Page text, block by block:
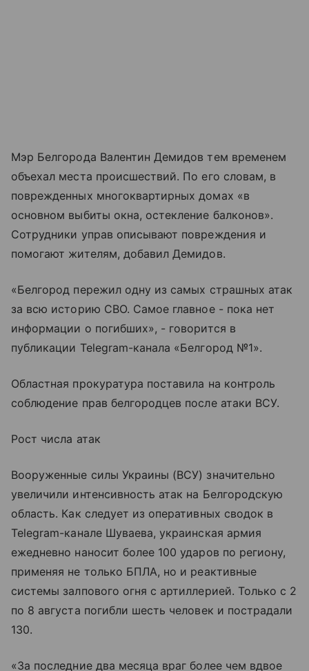
Мэр Белгорода Валентин Демидов тем временем
объехал места происшествий. По его словам, в
поврежденных многоквартирных домах «в
основном выбиты окна, остекление балконов».
Сотрудники управ описывают повреждения и
помогают жителям, добавил Демидов.
«Белгород пережил одну из самых страшных атак
за всю историю СВО. Самое главное - пока нет
информации о погибших», - говорится в
публикации Telegram-канала «Белгород №1».
Областная прокуратура поставила на контроль
соблюдение прав белгородцев после атаки ВСУ.
Рост числа атак
Вооруженные силы Украины (ВСУ) значительно
увеличили интенсивность атак на Белгородскую
область. Как следует из оперативных сводок в
Telegram-канале Шуваева, украинская армия
ежедневно наносит более 100 ударов по региону,
применяя не только БПЛА, но и реактивные
системы залпового огня с артиллерией. Только с 2
по 8 августа погибли шесть человек и пострадали
130.
«За последние два месяца враг более чем вдвое